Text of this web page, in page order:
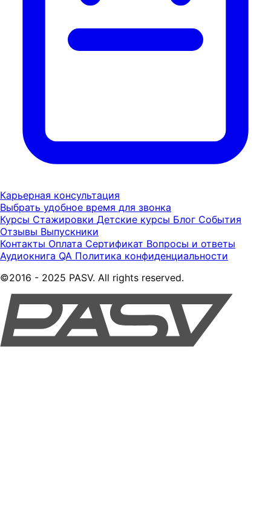
Карьерная консультация
Выбрать удобное время для звонка
Курсы Стажировки Детские курсы Блог События
Отзывы Выпускники
Контакты Оплата Сертификат Вопросы и ответы
Аудиокнига QA Политика конфиденциальности
©2016 - 2025 PASV. All rights reserved.